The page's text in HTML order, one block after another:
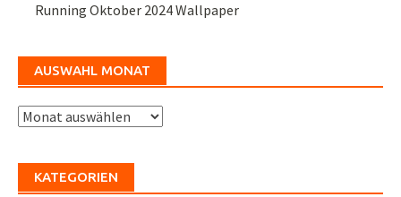
Running Oktober 2024 Wallpaper
AUSWAHL MONAT
Auswahl
KATEGORIEN